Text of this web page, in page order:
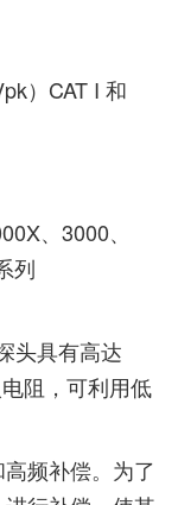
）CAT I 和
、3000、
列
头具有高达
阻，可利用低
频补偿。为了